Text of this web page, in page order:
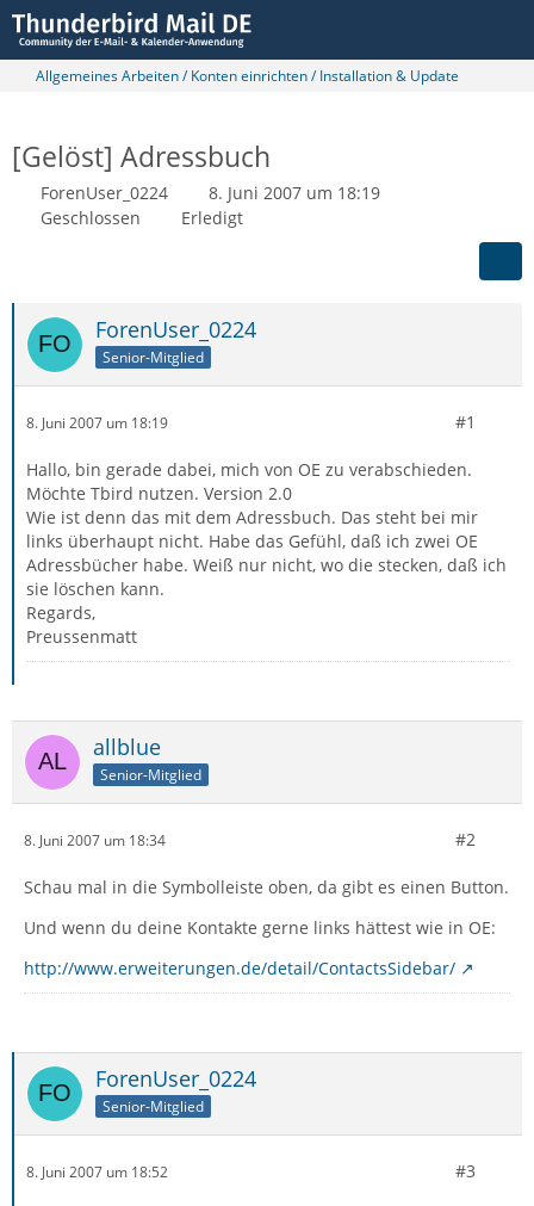
Allgemeines Arbeiten / Konten einrichten / Installation & Update
[Gelöst] Adressbuch
ForenUser_0224
8. Juni 2007 um 18:19
Geschlossen
Erledigt
ForenUser_0224
Senior-Mitglied
8. Juni 2007 um 18:19 #1
Hallo, bin gerade dabei, mich von OE zu verabschieden.
Möchte Tbird nutzen. Version 2.0
Wie ist denn das mit dem Adressbuch. Das steht bei mir
links überhaupt nicht. Habe das Gefühl, daß ich zwei OE
Adressbücher habe. Weiß nur nicht, wo die stecken, daß ich
sie löschen kann.
Regards,
Preussenmatt
allblue
Senior-Mitglied
8. Juni 2007 um 18:34 #2
Schau mal in die Symbolleiste oben, da gibt es einen Button.
Und wenn du deine Kontakte gerne links hättest wie in OE:
http://www.erweiterungen.de/detail/ContactsSidebar/
ForenUser_0224
Senior-Mitglied
8. Juni 2007 um 18:52 #3